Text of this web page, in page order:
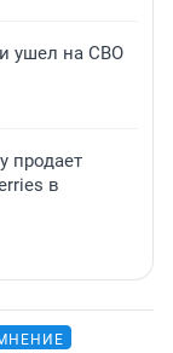
ушел на СВО
продает
в